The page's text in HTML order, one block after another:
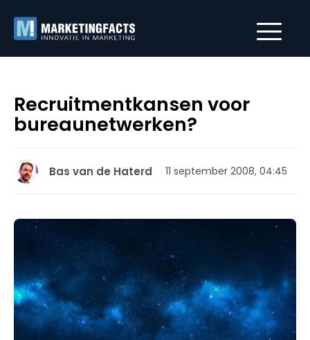
Recruitmentkansen voor
bureaunetwerken?
Bas van de Haterd 11 september 2008, 04:45